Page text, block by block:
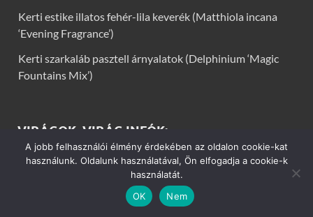
Kerti estike illatos fehér-lila keverék (Matthiola incana
‘Evening Fragrance’)
Kerti szarkaláb pasztell árnyalatok (Delphinium ‘Magic
Fountains Mix’)
VIRÁGOK, VIRÁG INFÓK:
Kerti virágok
Virág infók: Virág, virágok, évelők, örökzöldek, talajtakarók,
A jobb felhasználói élmény érdekében az oldalon cookie-kat
használunk. Oldalunk használatával, Ön elfogadja a cookie-k
használatát.
OK
Nem